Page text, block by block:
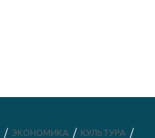
ЭКОНОМИКА
КУЛЬТУРА